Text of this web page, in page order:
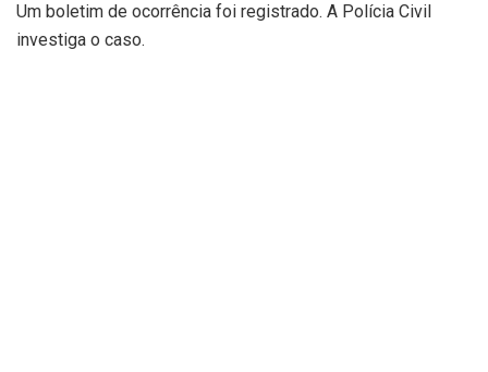
Um boletim de ocorrência foi registrado. A Polícia Civil
investiga o caso.